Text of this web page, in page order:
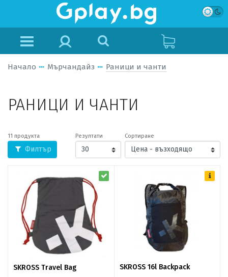
Начало Мърчандайз Раници и чанти
РАНИЦИ И ЧАНТИ
11 продукта
Филтър
Резултати Сортиране
SKROSS Travel Bag SKROSS 16l Backpack